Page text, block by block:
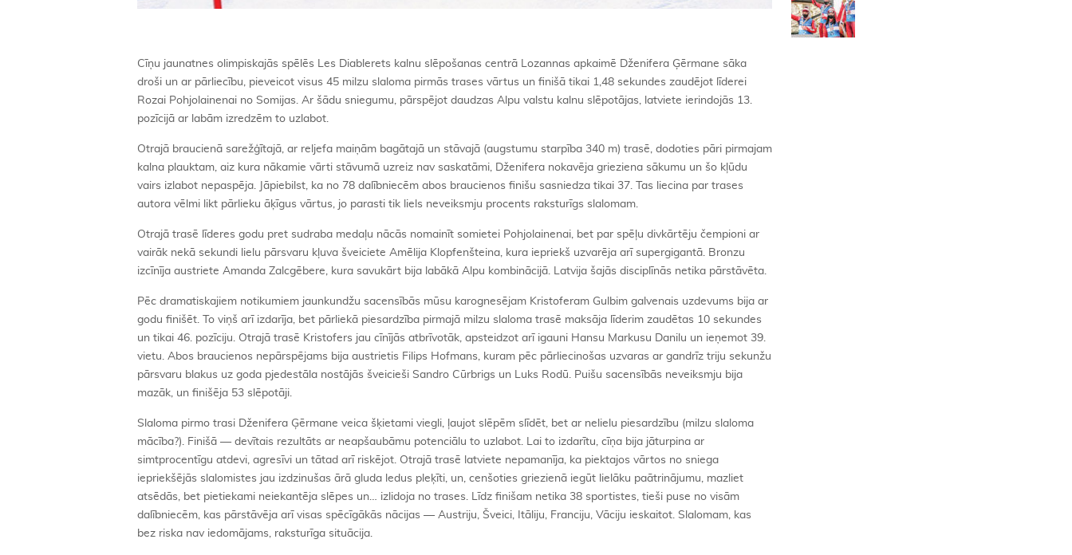
Cīņu jaunatnes olimpiskajās spēlēs Les Diablerets kalnu slēpošanas centrā Lozannas apkaimē Dženifera Ģērmane sāka
droši un ar pārliecību, pieveicot visus 45 milzu slaloma pirmās trases vārtus un finišā tikai 1,48 sekundes zaudējot līderei
Rozai Pohjolainenai no Somijas. Ar šādu sniegumu, pārspējot daudzas Alpu valstu kalnu slēpotājas, latviete ierindojās 13.
pozīcijā ar labām izredzēm to uzlabot.
Otrajā braucienā sarežģītajā, ar reljefa maiņām bagātajā un stāvajā (augstumu starpība 340 m) trasē, dodoties pāri pirmajam
kalna plauktam, aiz kura nākamie vārti stāvumā uzreiz nav saskatāmi, Dženifera nokavēja grieziena sākumu un šo kļūdu
vairs izlabot nepaspēja. Jāpiebilst, ka no 78 dalībniecēm abos braucienos finišu sasniedza tikai 37. Tas liecina par trases
autora vēlmi likt pārlieku āķīgus vārtus, jo parasti tik liels neveiksmju procents raksturīgs slalomam.
Otrajā trasē līderes godu pret sudraba medaļu nācās nomainīt somietei Pohjolainenai, bet par spēļu divkārtēju čempioni ar
vairāk nekā sekundi lielu pārsvaru kļuva šveiciete Amēlija Klopfenšteina, kura iepriekš uzvarēja arī supergigantā. Bronzu
izcīnīja austriete Amanda Zalcgēbere, kura savukārt bija labākā Alpu kombinācijā. Latvija šajās disciplīnās netika pārstāvēta.
Pēc dramatiskajiem notikumiem jaunkundžu sacensībās mūsu karognesējam Kristoferam Gulbim galvenais uzdevums bija ar
godu finišēt. To viņš arī izdarīja, bet pārliekā piesardzība pirmajā milzu slaloma trasē maksāja līderim zaudētas 10 sekundes
un tikai 46. pozīciju. Otrajā trasē Kristofers jau cīnījās atbrīvotāk, apsteidzot arī igauni Hansu Markusu Danilu un ieņemot 39.
vietu. Abos braucienos nepārspējams bija austrietis Filips Hofmans, kuram pēc pārliecinošas uzvaras ar gandrīz triju sekunžu
pārsvaru blakus uz goda pjedestāla nostājās šveicieši Sandro Cūrbrigs un Luks Rodū. Puišu sacensībās neveiksmju bija
mazāk, un finišēja 53 slēpotāji.
Slaloma pirmo trasi Dženifera Ģērmane veica šķietami viegli, ļaujot slēpēm slīdēt, bet ar nelielu piesardzību (milzu slaloma
mācība?). Finišā — devītais rezultāts ar neapšaubāmu potenciālu to uzlabot. Lai to izdarītu, cīņa bija jāturpina ar
simtprocentīgu atdevi, agresīvi un tātad arī riskējot. Otrajā trasē latviete nepamanīja, ka piektajos vārtos no sniega
iepriekšējās slalomistes jau izdzinušas ārā gluda ledus pleķīti, un, cenšoties griezienā iegūt lielāku paātrinājumu, mazliet
atsēdās, bet pietiekami neiekantēja slēpes un… izlidoja no trases. Līdz finišam netika 38 sportistes, tieši puse no visām
dalībniecēm, kas pārstāvēja arī visas spēcīgākās nācijas — Austriju, Šveici, Itāliju, Franciju, Vāciju ieskaitot. Slalomam, kas
bez riska nav iedomājams, raksturīga situācija.